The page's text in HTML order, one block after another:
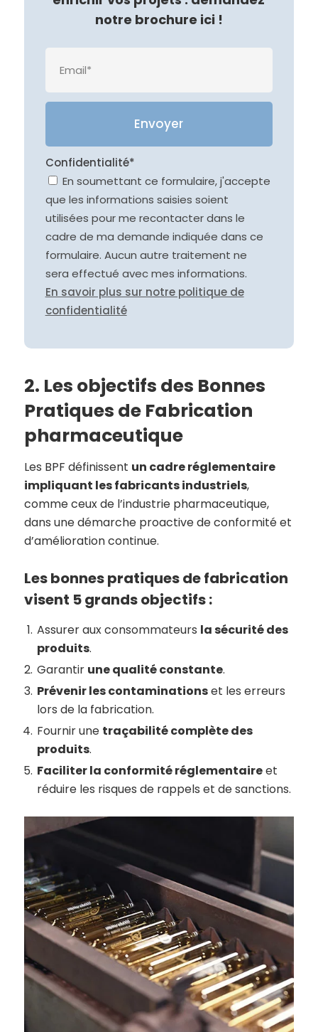
notre brochure ici !
Confidentialité*
En soumettant ce formulaire, j'accepte
que les informations saisies soient
utilisées pour me recontacter dans le
cadre de ma demande indiquée dans ce
formulaire. Aucun autre traitement ne
sera effectué avec mes informations.
En savoir plus sur notre politique de
confidentialité
2. Les objectifs des Bonnes
Pratiques de Fabrication
pharmaceutique
Les BPF définissent un cadre réglementaire
impliquant les fabricants industriels,
comme ceux de l’industrie pharmaceutique,
dans une démarche proactive de conformité et
d’amélioration continue.
Les bonnes pratiques de fabrication
visent 5 grands objectifs :
Assurer aux consommateurs la sécurité des
produits.
Garantir une qualité constante.
Prévenir les contaminationset les erreurs
lors de la fabrication.
Fournir une traçabilité complète des
produits.
Faciliter la conformité réglementaireet
réduire les risques de rappels et de sanctions.